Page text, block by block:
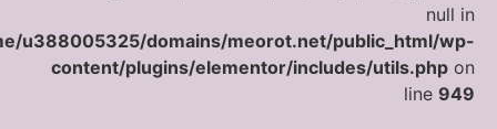
null in
u388005325/domains/meorot.net/public_html/wp-
content/plugins/elementor/includes/utils.php on
line 949